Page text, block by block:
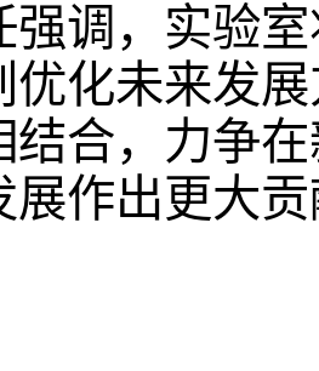
强调，实验
优化未来发
结合，力争
展作出更大